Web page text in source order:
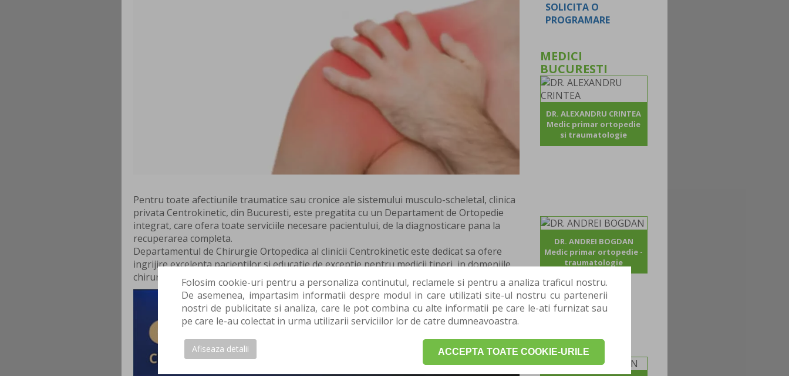
Folosim cookie-uri pentru a personaliza continutul, reclamele si pentru a analiza traficul nostru.
De asemenea, impartasim informatii despre modul in care utilizati site-ul nostru cu partenerii
nostri de publicitate si analiza, care le pot combina cu alte informatii pe care le-ati furnizat sau
pe care le-au colectat in urma utilizarii serviciilor lor de catre dumneavoastra.
ACCEPTA TOATE COOKIE-URILE
Afiseaza detalii
Pentru toate afectiunile traumatice sau cronice ale sistemului musculo-scheletal, clinica
privata Centrokinetic, din Bucuresti, este pregatita cu un Departament de Ortopedie
integrat, care ofera toate serviciile necesare pacientului, de la diagnosticare pana la
recuperarea completa.
Departamentul de Chirurgie Ortopedica al clinicii Centrokinetic este dedicat sa ofere
ingrijire excelenta pacientilor si educatie de exceptie pentru medicii tineri, in domeniile
chirurgiei ortopedice si a medicinii musculo-scheletice.
SOLICITA O
PROGRAMARE
MEDICI
BUCURESTI
DR. ALEXANDRU CRINTEA
Medic primar ortopedie
si traumatologie
DR. ANDREI BOGDAN
Medic primar ortopedie -
traumatologie